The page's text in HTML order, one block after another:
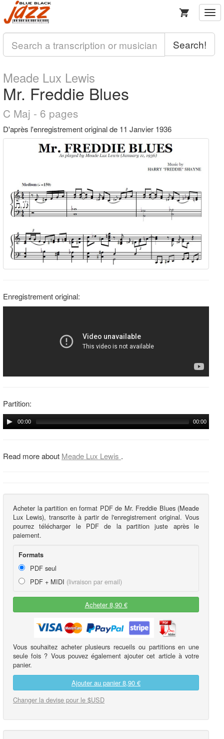
Search!
Meade Lux Lewis
Mr. Freddie Blues
C Maj - 6 pages
D'après l'enregistrement original de 11 Janvier 1936
Enregistrement original:
Partition:
00:00 00:00
Read more about Meade Lux Lewis .
Acheter la partition en format PDF de Mr. Freddie Blues (Meade
Lux Lewis), transcrite à partir de l'enregistrement original. Vous
pourrez télécharger le PDF de la partition juste après le
paiement.
Formats
PDF seul
PDF + MIDI (livraison par email)
Acheter 8,90 €
Vous souhaitez acheter plusieurs recueils ou partitions en une
seule fois ? Vous pouvez également ajouter cet article à votre
panier.
Ajouter au panier8,90 €
Changer la devise pour le $USD